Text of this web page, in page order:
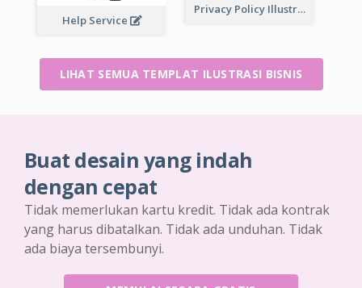
Privacy Policy Illustration
Help Service
LIHAT SEMUA TEMPLAT ILUSTRASI BISNIS
Buat desain yang indah
dengan cepat
Tidak memerlukan kartu kredit. Tidak ada kontrak
yang harus dibatalkan. Tidak ada unduhan. Tidak
ada biaya tersembunyi.